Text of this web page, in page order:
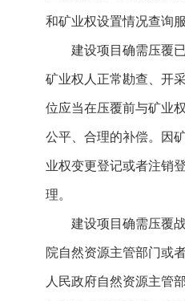
和矿业权设置情况查询服
建设项目确需压覆
矿业权人正常勘查、开
位应当在压覆前与矿业
公平、合理的补偿。因
业权变更登记或者注销
理。
建设项目确需压覆
院自然资源主管部门或
人民政府自然资源主管